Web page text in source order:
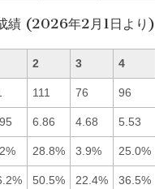
績 (2026年2月1日より)
2 3 4
111 76 96
6.86 4.68 5.53
28.8% 3.9% 25.0%
50.5% 22.4% 36.5%